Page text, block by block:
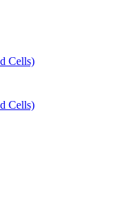
Cells)
Cells)